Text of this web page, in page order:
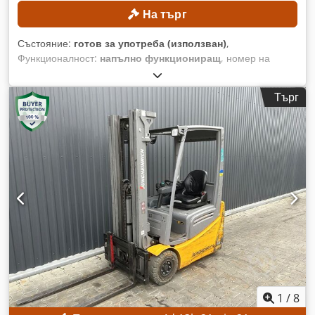
На търг
Състояние: готов за употреба (използван),
Функционалност: напълно функциониращ, номер на
H2X386H10283
производство:2017, часове на работа:5 612 h, височина на
повдигане:
, свободно повдигане: 1 500 мм,
строителна височина:2 121 мм , Оборудване:странично
изместване
, Без минимална цена – гарантирана продажба
на най-високата предложена цена! ТЕХНИЧЕСКИ ДАННИ
Височина на повдигане: 4 625 мм Обща височина: 2 121
мм Височина на свободен ход: 1 500 мм Crodpfx
Aszrlwismkof ДАННИ ЗА МАШИНАТА Тип мачта: Триплекс
мачта със свободен ход Напрежение на батерията: 48 V
Капацитет на батерията: 585 Ah Гуми: нови Работни
часове: 5 612 ч. ОБОРУДВАНЕ Кабина Батерия Зарядно
устройство Страничен измествач Външна референция:
SL11370SP
Търг
1 /8